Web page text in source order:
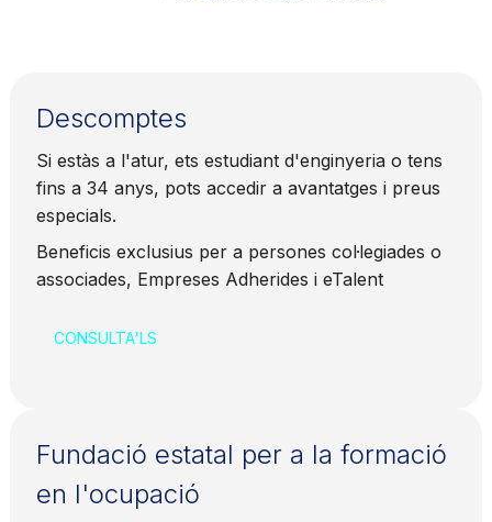
Descomptes
Si estàs a l'atur, ets estudiant d'enginyeria o tens
fins a 34 anys, pots accedir a avantatges i preus
especials.
Beneficis exclusius per a persones col·legiades o
associades, Empreses Adherides i eTalent
CONSULTA'LS
Fundació estatal per a la formació
en l'ocupació